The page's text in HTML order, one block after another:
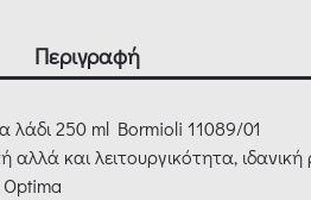
Περιγραφή
λάδι 250 ml Bormioli 11089/01
αλλά και λειτουργικότητα,